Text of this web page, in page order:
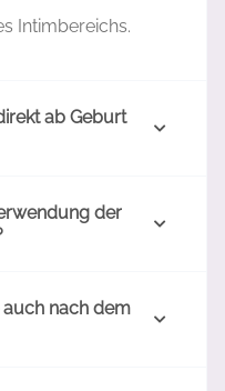
Intimbereichs.
ab Geburt
der
nach dem